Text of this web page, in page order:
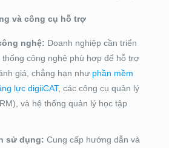
và công cụ hỗ trợ
nghệ: Doanh nghiệp cần triển
thống công nghệ phù hợp để hỗ trợ
giá, chẳng hạn như phần mềm
lực digiiCAT, các công cụ quản lý
và hệ thống quản lý học tập
sử dụng: Cung cấp hướng dẫn và